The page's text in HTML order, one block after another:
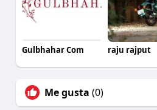
Gulbhahar Com raju rajput
Me gusta (0)